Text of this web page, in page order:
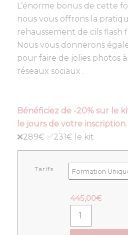
L’énorme bonus de cette
nous vous offrons la
rehaussement de cils flash
Nous vous donnerons
pour faire de jolies photos
réseaux sociaux .
Bénéficiez de -20% sur le
le jours de votre inscription.
❌289€ ✅231€ le kit
Tarifs
445,00€